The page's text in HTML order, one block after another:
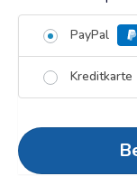
PayPal
Kreditkarte